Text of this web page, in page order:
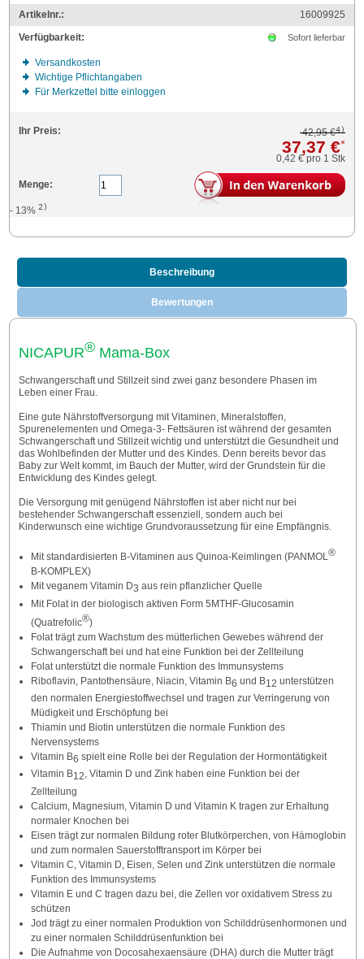
Artikelnr.:
16009925
Verfügbarkeit:
Sofort lieferbar
Versandkosten
Wichtige Pflichtangaben
Für Merkzettel bitte einloggen
Ihr Preis: 42,95 €4)
37,37 €*
0,42 €pro 1 Stk
Menge:
- 13%2)
Beschreibung
Bewertungen
NICAPUR®Mama-Box
Schwangerschaft und Stillzeit sind zwei ganz besondere Phasen im
Leben einer Frau.
Eine gute Nährstoffversorgung mit Vitaminen, Mineralstoffen,
Spurenelementen und Omega-3- Fettsäuren ist während der gesamten
Schwangerschaft und Stillzeit wichtig und unterstützt die Gesundheit und
das Wohlbefinden der Mutter und des Kindes. Denn bereits bevor das
Baby zur Welt kommt, im Bauch der Mutter, wird der Grundstein für die
Entwicklung des Kindes gelegt.
Die Versorgung mit genügend Nährstoffen ist aber nicht nur bei
bestehender Schwangerschaft essenziell, sondern auch bei
Kinderwunsch eine wichtige Grundvoraussetzung für eine Empfängnis.
Mit standardisierten B-Vitaminen aus Quinoa-Keimlingen (PANMOL®
B-KOMPLEX)
Mit veganem Vitamin D3 aus rein pflanzlicher Quelle
Mit Folat in der biologisch aktiven Form 5MTHF-Glucosamin
(Quatrefolic®)
Folat trägt zum Wachstum des mütterlichen Gewebes während der
Schwangerschaft bei und hat eine Funktion bei der Zellteilung
Folat unterstützt die normale Funktion des Immunsystems
Riboflavin, Pantothensäure, Niacin, Vitamin B6 und B12 unterstützen
den normalen Energiestoffwechsel und tragen zur Verringerung von
Müdigkeit und Erschöpfung bei
Thiamin und Biotin unterstützen die normale Funktion des
Nervensystems
Vitamin B6 spielt eine Rolle bei der Regulation der Hormontätigkeit
Vitamin B12, Vitamin D und Zink haben eine Funktion bei der
Zellteilung
Calcium, Magnesium, Vitamin D und Vitamin K tragen zur Erhaltung
normaler Knochen bei
Eisen trägt zur normalen Bildung roter Blutkörperchen, von Hämoglobin
und zum normalen Sauerstofftransport im Körper bei
Vitamin C, Vitamin D, Eisen, Selen und Zink unterstützen die normale
Funktion des Immunsystems
Vitamin E und C tragen dazu bei, die Zellen vor oxidativem Stress zu
schützen
Jod trägt zu einer normalen Produktion von Schilddrüsenhormonen und
zu einer normalen Schilddrüsenfunktion bei
Die Aufnahme von Docosahexaensäure (DHA) durch die Mutter trägt